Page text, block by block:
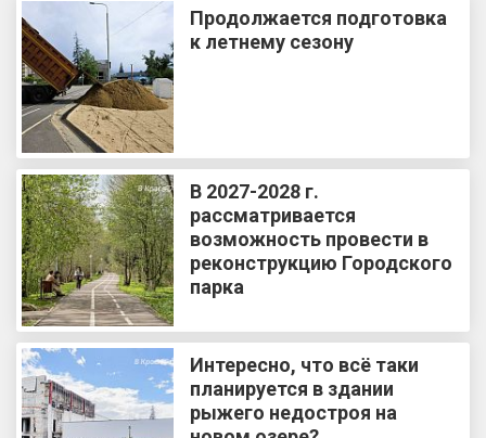
Продолжается подготовка
к летнему сезону
В 2027-2028 г.
рассматривается
возможность провести в
реконструкцию Городского
парка
Интересно, что всё таки
планируется в здании
рыжего недостроя на